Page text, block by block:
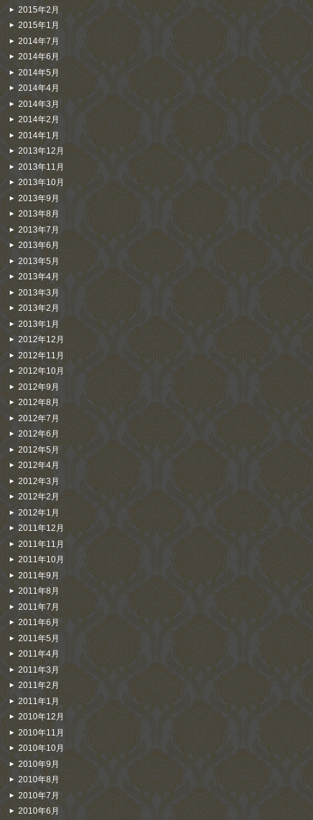
2015年2月
2015年1月
2014年7月
2014年6月
2014年5月
2014年4月
2014年3月
2014年2月
2014年1月
2013年12月
2013年11月
2013年10月
2013年9月
2013年8月
2013年7月
2013年6月
2013年5月
2013年4月
2013年3月
2013年2月
2013年1月
2012年12月
2012年11月
2012年10月
2012年9月
2012年8月
2012年7月
2012年6月
2012年5月
2012年4月
2012年3月
2012年2月
2012年1月
2011年12月
2011年11月
2011年10月
2011年9月
2011年8月
2011年7月
2011年6月
2011年5月
2011年4月
2011年3月
2011年2月
2011年1月
2010年12月
2010年11月
2010年10月
2010年9月
2010年8月
2010年7月
2010年6月